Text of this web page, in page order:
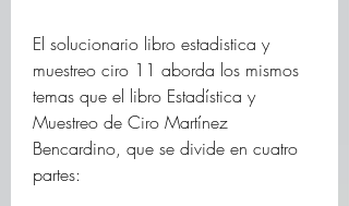
El solucionario libro estadistica y
muestreo ciro 11 aborda los mismos
temas que el libro Estadística y
Muestreo de Ciro Martínez
Bencardino, que se divide en cuatro
partes: